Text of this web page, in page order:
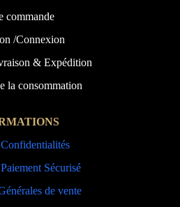
commande
/Connexion
& Expédition
la consommation
Sécurisé
de vente